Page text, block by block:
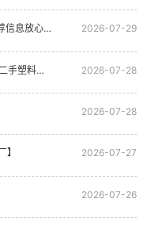
放心选择 2026-07-29
联系方式 2026-07-28
2026-07-28
2026-07-27
2026-07-26